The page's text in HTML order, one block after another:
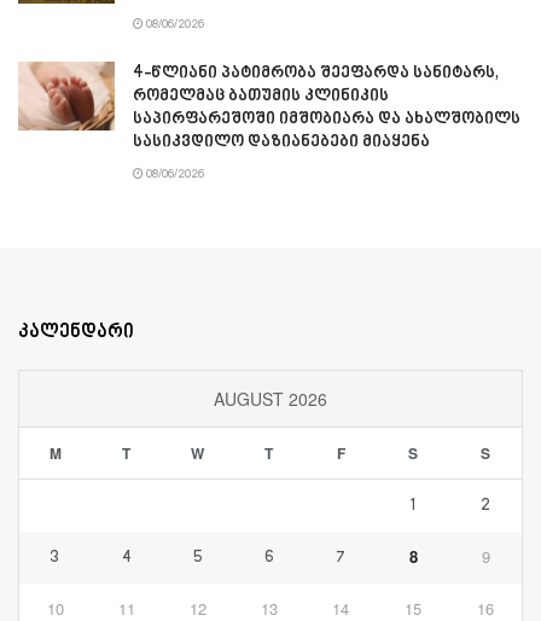
08/06/2026
4-წლიანი პატიმრობა შეეფარდა სანიტარს,
რომელმაც ბათუმის კლინიკის
საპირფარეშოში იმშობიარა და ახალშობილს
სასიკვდილო დაზიანებები მიაყენა
08/06/2026
კალენდარი
AUGUST 2026
M T W T F S S
1 2
3 4 5 6 7 8 9
10 11 12 13 14 15 16